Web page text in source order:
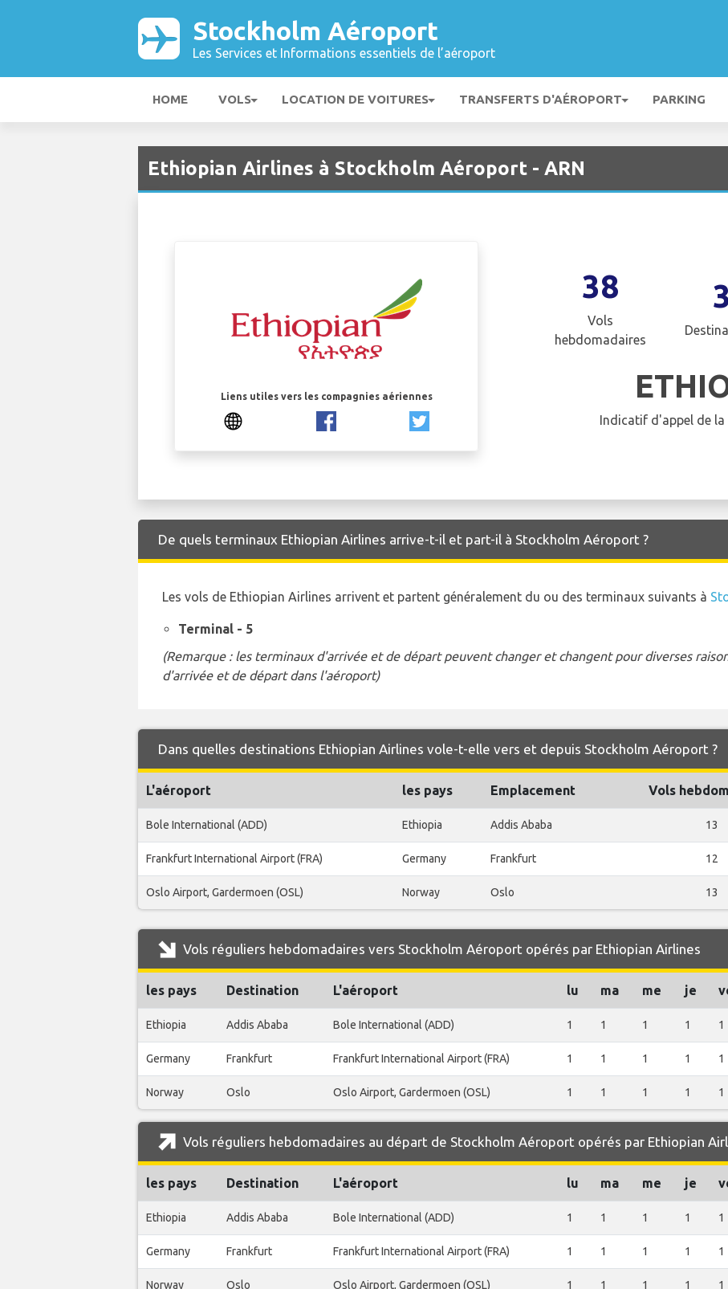
Stockholm Aéroport
Les Services et Informations essentiels de l’aéroport
HOME VOLS LOCATION DE VOITURES TRANSFERTS D'AÉROPORT PARKING
Ethiopian Airlines à Stockholm Aéroport - ARN
Liens utiles vers les compagnies aériennes
38
Vols
hebdomadaires
3
Indicatif d'appel de la
De quels terminaux Ethiopian Airlines arrive-t-il et part-il à Stockholm Aéroport ?
Les vols de Ethiopian Airlines arrivent et partent généralement du ou des terminaux suivants à
Terminal - 5
(Remarque : les terminaux d'arrivée et de départ peuvent changer et changent pour diverses
d'arrivée et de départ dans l'aéroport)
Dans quelles destinations Ethiopian Airlines vole-t-elle vers et depuis Stockholm Aéroport ?
L'aéroport les pays Emplacement Vols
Bole International (ADD) Ethiopia Addis Ababa 13
Frankfurt International Airport (FRA) Germany Frankfurt 12
Oslo Airport, Gardermoen (OSL) Norway Oslo 13
Vols réguliers hebdomadaires vers Stockholm Aéroport opérés par Ethiopian Airlines
les pays Destination L'aéroport lu ma me je
Ethiopia Addis Ababa Bole International (ADD) 1 1 1 1 1
Germany Frankfurt Frankfurt International Airport (FRA) 1 1 1 1 1
Norway Oslo Oslo Airport, Gardermoen (OSL) 1 1 1 1 1
Vols réguliers hebdomadaires au départ de Stockholm Aéroport opérés par Ethiopian
les pays Destination L'aéroport lu ma me je
Ethiopia Addis Ababa Bole International (ADD) 1 1 1 1 1
Germany Frankfurt Frankfurt International Airport (FRA) 1 1 1 1 1
Norway Oslo Oslo Airport, Gardermoen (OSL) 1 1 1 1 1